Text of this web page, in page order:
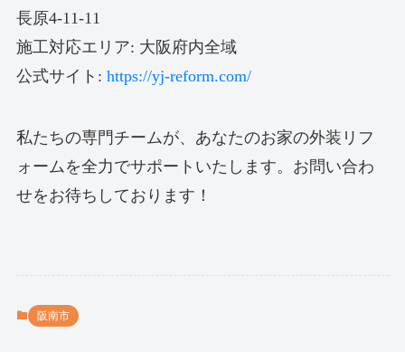
長原4-11-11
施工対応エリア: 大阪府内全域
公式サイト: https://yj-reform.com/
私たちの専門チームが、あなたのお家の外装リフ
ォームを全力でサポートいたします。お問い合わ
せをお待ちしております！
阪南市